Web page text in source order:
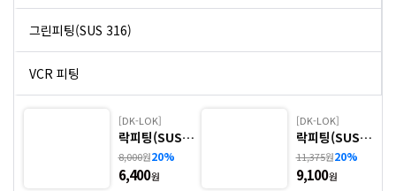
그린피팅(SUS 316)
VCR 피팅
[DK-LOK]
락피팅(SUS 3
16) - 1. DU
8,000원20%
6,400원
[DK-LOK]
락피팅(SUS 3
16) - 2. DL
11,375원20%
9,100원